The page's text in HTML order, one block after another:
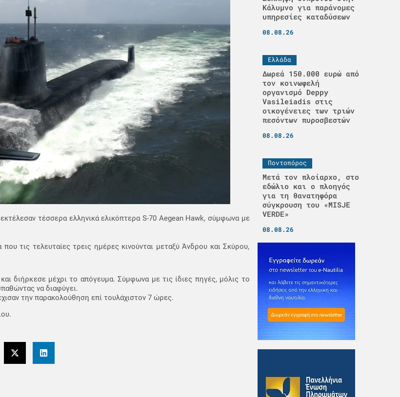
τέσσερα ελληνικά ελικόπτερα S-70 Aegean Hawk, σύμφωνα με
τις τελευταίες τρεις ημέρες κινούνται μεταξύ Άνδρου και Σκύρου,
διήρκεσε μέχρι το απόγευμα. Σύμφωνα με τις ίδιες πηγές, μόλις το
να διαφύγει.
την παρακολούθηση επί τουλάχιστον 7 ώρες.
Κάλυμνο για παράνομες
υπηρεσίες καταδύσεων
08.08.26
Ελλάδα
Δωρεά 150.000 ευρώ από
τον κοινωφελή
οργανισμό Deppy
Vasileiadis στις
οικογένειες των τριών
πεσόντων πυροσβεστών
08.08.26
Ποντοπόρος
Μετά τον πλοίαρχο, στο
εδώλιο και ο πλοηγός
για τη θανατηφόρα
σύγκρουση του «MISJE
VERDE»
08.08.26